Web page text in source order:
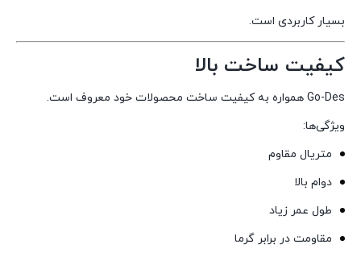
بسیار کاربردی است.
کیفیت ساخت بالا
Go-Des همواره به کیفیت ساخت محصولات خود معروف است.
ویژگی‌ها:
متریال مقاوم
دوام بالا
طول عمر زیاد
مقاومت در برابر گرما